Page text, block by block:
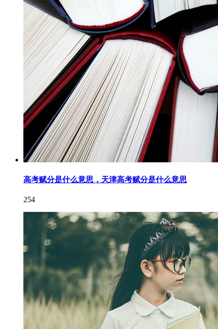
高考赋分是什么意思，天津高考赋分是什么意思
254